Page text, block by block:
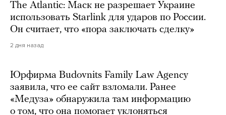
The Atlantic: Маск не разрешает Украине
использовать Starlink для ударов по России.
Он считает, что «пора заключать сделку»
2 дня назад
Юрфирма Budovnits Family Law Agency
заявила, что ее сайт взломали. Ранее
«Медуза» обнаружила там информацию
о том, что она помогает уклоняться